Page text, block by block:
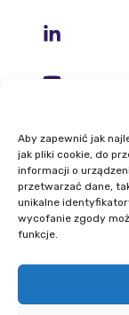
Aby zapewnić jak
jak pliki cookie, do
informacji o
przetwarzać dane,
unikalne
wycofanie zgody
funkcje.
Telefon: +48 22
E-mail: